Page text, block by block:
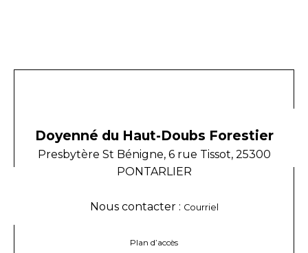
Doyenné du Haut-Doubs Forestier
Presbytère St Bénigne, 6 rue Tissot, 25300
PONTARLIER
Nous contacter : Courriel
Plan d’accès